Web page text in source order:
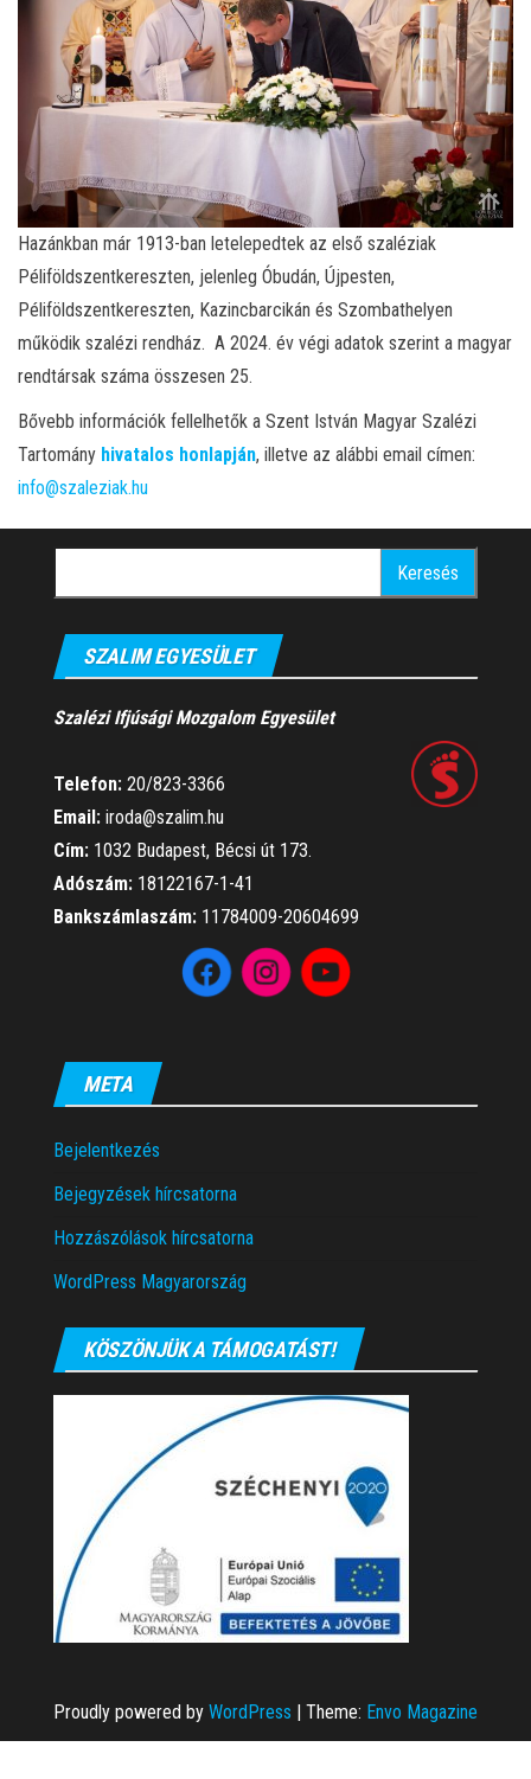
Hazánkban már 1913-ban letelepedtek az első szaléziak
Péliföldszentkereszten, jelenleg Óbudán, Újpesten,
Péliföldszentkereszten, Kazincbarcikán és Szombathelyen
működik szalézi rendház. A 2024. év végi adatok szerint a magyar
rendtársak száma összesen 25.
Bővebb információk fellelhetők a Szent István Magyar Szalézi
Tartomány hivatalos honlapján, illetve az alábbi email címen:
info@szaleziak.hu
SZALIM EGYESÜLET
Szalézi Ifjúsági Mozgalom Egyesület
Telefon: 20/823-3366
Email: iroda@szalim.hu
Cím: 1032 Budapest, Bécsi út 173.
Adószám: 18122167-1-41
Bankszámlaszám: 11784009-20604699
META
Bejelentkezés
Bejegyzések hírcsatorna
Hozzászólások hírcsatorna
WordPress Magyarország
KÖSZÖNJÜK A TÁMOGATÁST!
Proudly powered by WordPress | Theme: Envo Magazine